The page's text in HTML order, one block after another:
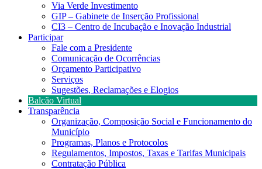
Via Verde Investimento
GIP – Gabinete de Inserção Profissional
CI3 – Centro de Incubação e Inovação Industrial
Participar
Fale com a Presidente
Comunicação de Ocorrências
Orçamento Participativo
Serviços
Sugestões, Reclamações e Elogios
Balcão Virtual
Transparência
Organização, Composição Social e Funcionamento do
Município
Programas, Planos e Protocolos
Regulamentos, Impostos, Taxas e Tarifas Municipais
Contratação Pública